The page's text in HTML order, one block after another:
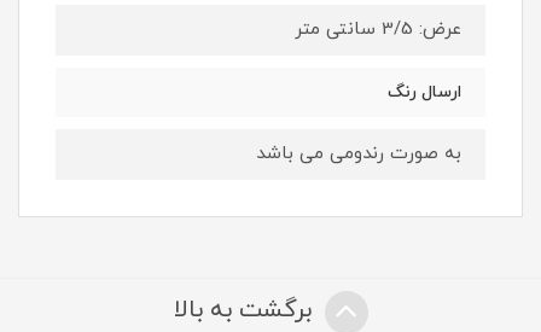
عرض: 3/5 سانتی متر
ارسال رنگ
به صورت رندومی می باشد
برگشت به بالا